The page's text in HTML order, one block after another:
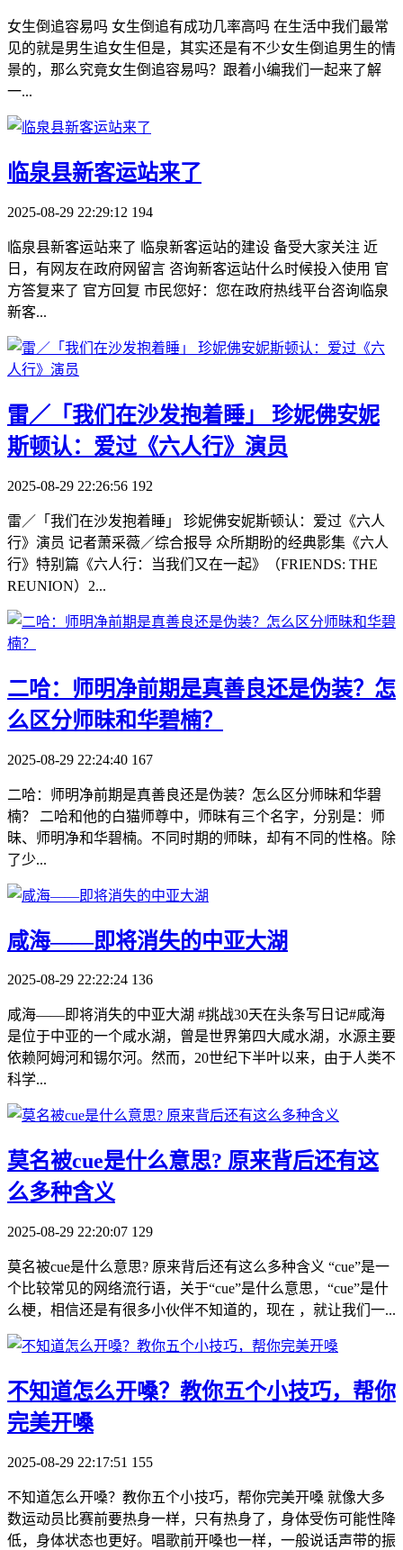
女生倒追容易吗 女生倒追有成功几率高吗 在生活中我们最常
见的就是男生追女生但是，其实还是有不少女生倒追男生的情
景的，那么究竟女生倒追容易吗？跟着小编我们一起来了解
一...
​临泉县新客运站来了
2025-08-29 22:29:12 194
临泉县新客运站来了 临泉新客运站的建设 备受大家关注 近
日，有网友在政府网留言 咨询新客运站什么时候投入使用 官
方答复来了 官方回复 市民您好：您在政府热线平台咨询临泉
新客...
​雷／「我们在沙发抱着睡」 珍妮佛安妮
斯顿认：爱过《六人行》演员
2025-08-29 22:26:56 192
雷／「我们在沙发抱着睡」 珍妮佛安妮斯顿认：爱过《六人
行》演员 记者萧采薇／综合报导 众所期盼的经典影集《六人
行》特别篇《六人行：当我们又在一起》（FRIENDS: THE
REUNION）2...
​二哈：师明净前期是真善良还是伪装？怎
么区分师昧和华碧楠？
2025-08-29 22:24:40 167
二哈：师明净前期是真善良还是伪装？怎么区分师昧和华碧
楠？ 二哈和他的白猫师尊中，师昧有三个名字，分别是：师
昧、师明净和华碧楠。不同时期的师昧，却有不同的性格。除
了少...
​咸海——即将消失的中亚大湖
2025-08-29 22:22:24 136
咸海——即将消失的中亚大湖 #挑战30天在头条写日记#咸海
是位于中亚的一个咸水湖，曾是世界第四大咸水湖，水源主要
依赖阿姆河和锡尔河。然而，20世纪下半叶以来，由于人类不
科学...
​莫名被cue是什么意思? 原来背后还有这
么多种含义
2025-08-29 22:20:07 129
莫名被cue是什么意思? 原来背后还有这么多种含义 “cue”是一
个比较常见的网络流行语，关于“cue”是什么意思，“cue”是什
么梗，相信还是有很多小伙伴不知道的，现在 ，就让我们一...
​不知道怎么开嗓？教你五个小技巧，帮你
完美开嗓
2025-08-29 22:17:51 155
不知道怎么开嗓？教你五个小技巧，帮你完美开嗓 就像大多
数运动员比赛前要热身一样，只有热身了，身体受伤可能性降
低，身体状态也更好。唱歌前开嗓也一样，一般说话声带的振